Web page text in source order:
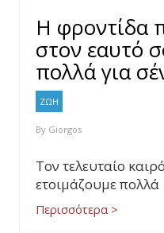
Η φροντίδα
στον εαυτό
πολλά για
ΖΩΗ
By Giorgos
Τον τελευταίο
ετοιμάζουμε πολλά
Περισσότερα >